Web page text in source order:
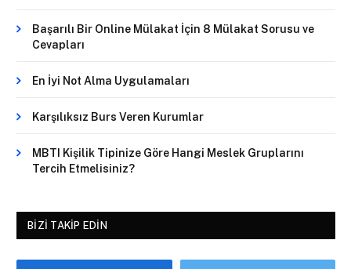
Başarılı Bir Online Mülakat İçin 8 Mülakat Sorusu ve
Cevapları
En İyi Not Alma Uygulamaları
Karşılıksız Burs Veren Kurumlar
MBTI Kişilik Tipinize Göre Hangi Meslek Gruplarını
Tercih Etmelisiniz?
BIZI TAKIP EDIN